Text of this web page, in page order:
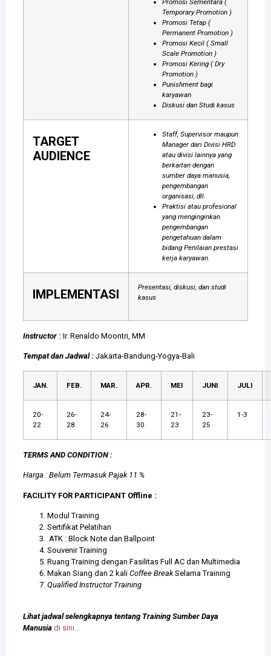
Promosi Sementara (
Temporary Promotion )
Promosi Tetap (
Permanent Promotion )
Promosi Kecil ( Small
Scale Promotion )
Promosi Kering ( Dry
Promotion )
Punishment bagi
karyawan
Diskusi dan Studi kasus
TARGET
AUDIENCE
Staff, Supervisor maupun
Manager dari Divisi HRD
atau divisi lainnya yang
berkaitan dengan
sumber daya manusia,
pengembangan
organisasi, dll.
Praktisi atau profesional
yang menginginkan
pengembangan
pengetahuan dalam
bidang Penilaian prestasi
kerja karyawan.
IMPLEMENTASI
Presentasi, diskusi, dan studi
kasus
Instructor : Ir. Renaldo Moontri, MM
Tempat dan Jadwal: Jakarta-Bandung-Yogya-Bali
JAN. FEB. MAR. APR. MEI JUNI JULI
20-
22
26-
28
24-
26
28-
30
21-
23
23-
25
1-3
TERMS AND CONDITION :
Harga : Belum Termasuk Pajak 11 %
FACILITY FOR PARTICIPANT Offline :
Modul Training
Sertifikat Pelatihan
ATK : Block Note dan Ballpoint
Souvenir Training
Ruang Training dengan Fasilitas Full AC dan Multimedia
Makan Siang dan 2 kali Coffee BreakSelama Training
Qualified Instructor Training
Lihat jadwal selengkapnya tentang Training Sumber Daya
Manusia di sini…